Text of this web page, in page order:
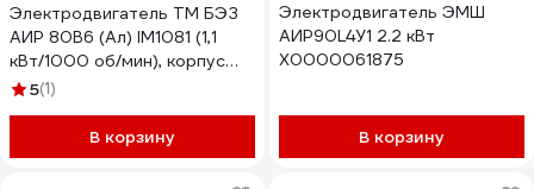
Электродвигатель ТМ БЭЗ
АИР 80B6 (Ал) IM1081 (1,1
кВт/1000 об/мин), корпус
алюминий 69603
5(1)
В корзину
Электродвигатель ЭМШ
АИР90L4У1 2.2 кВт
Х0000061875
В корзину